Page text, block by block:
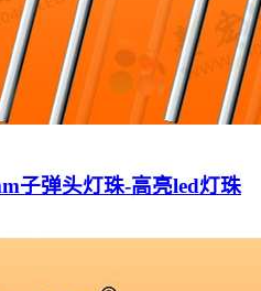
子弹头灯珠-高亮led灯珠